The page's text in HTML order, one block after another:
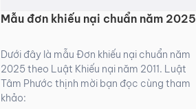
Mẫu đơn khiếu nại chuẩn năm 2025
Dưới đây là mẫu Đơn khiếu nại chuẩn năm
2025 theo Luật Khiếu nại năm 2011. Luật
Tâm Phước thịnh mời bạn đọc cùng tham
khảo: